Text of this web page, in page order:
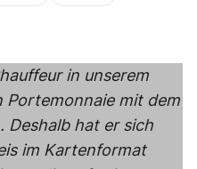
in unserem
Portemonnaie mit dem
Deshalb hat er sich
im Kartenformat